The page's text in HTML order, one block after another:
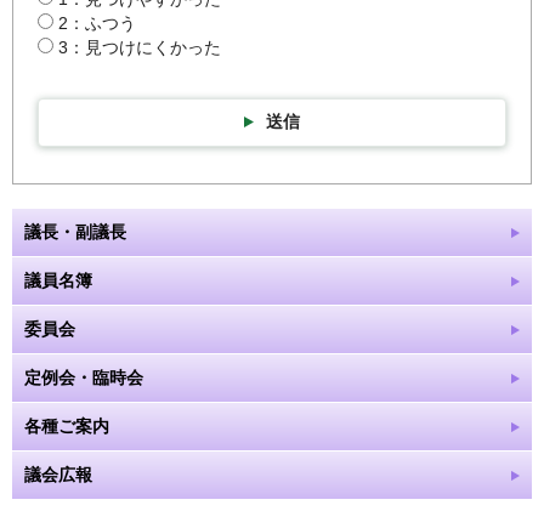
2：ふつう
3：見つけにくかった
送信
議長・副議長
議員名簿
委員会
定例会・臨時会
各種ご案内
議会広報